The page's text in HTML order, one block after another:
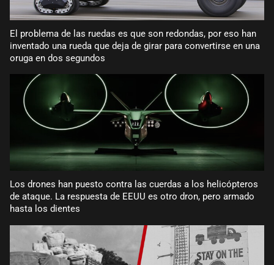
El problema de las ruedas es que son redondas, por eso han
inventado una rueda que deja de girar para convertirse en una
oruga en dos segundos
Los drones han puesto contra las cuerdas a los helicópteros
de ataque. La respuesta de EEUU es otro dron, pero armado
hasta los dientes